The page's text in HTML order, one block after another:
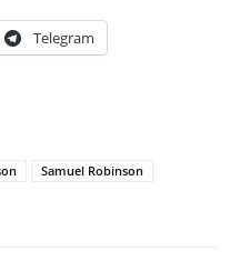
Telegram
Samuel Robinson